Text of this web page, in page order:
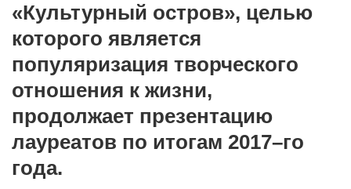
Здоровье
Здоровый образ жизни
Сам себе доктор
Активный отдых
Курьезы
Досье
Арт-менеджеры
«Культурный остров», целью
которого является
популяризация творческого
отношения к жизни,
продолжает презентацию
лауреатов по итогам 2017–го
года.